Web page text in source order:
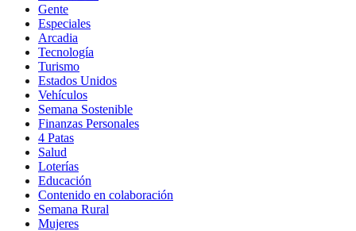
Gente
Especiales
Arcadia
Tecnología
Turismo
Estados Unidos
Vehículos
Semana Sostenible
Finanzas Personales
4 Patas
Salud
Loterías
Educación
Contenido en colaboración
Semana Rural
Mujeres